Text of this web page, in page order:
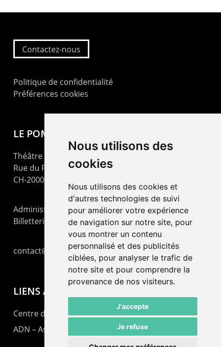
Nous utilisons des
cookies
Nous utilisons des cookies et
d'autres technologies de suivi
pour améliorer votre expérience
de navigation sur notre site, pour
vous montrer un contenu
personnalisé et des publicités
ciblées, pour analyser le trafic de
notre site et pour comprendre la
provenance de nos visiteurs.
J'accepte
Je refuse
Contactez-nous
Politique de confidentialité
Préférences cookies
LE POMMIER
Théâtre – Centre Culturel Neuchâtelois
Rue du Pommier 9
CH-2000 Neuchâtel
Administration : +41 32 725 03 03
Billetterie : +41 32 725 05 05
contact@lepommier.ch
LIENS AMIS
Centre de culture ABC
ADN – Association Danse Neuchâtel